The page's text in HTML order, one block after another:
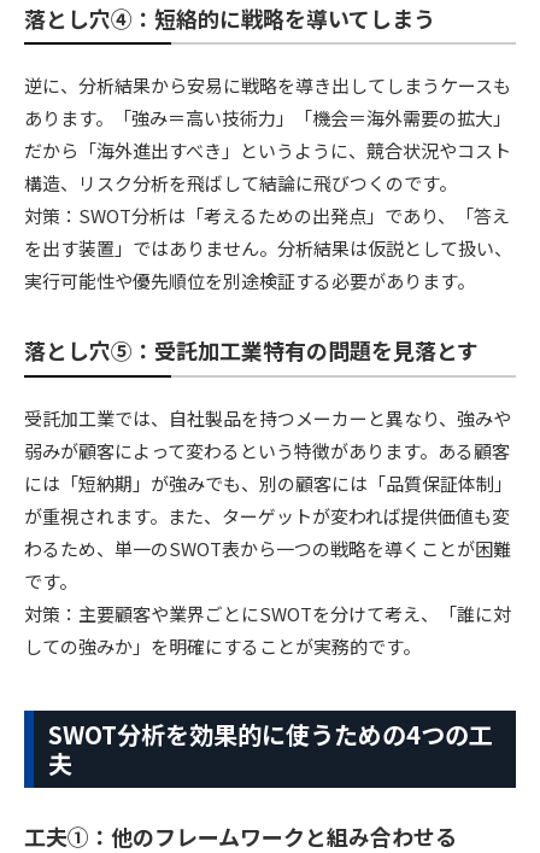
落とし穴④：短絡的に戦略を導いてしまう
逆に、分析結果から安易に戦略を導き出してしまうケースも
あります。「強み＝高い技術力」「機会＝海外需要の拡大」
だから「海外進出すべき」というように、競合状況やコスト
構造、リスク分析を飛ばして結論に飛びつくのです。
対策：SWOT分析は「考えるための出発点」であり、「答え
を出す装置」ではありません。分析結果は仮説として扱い、
実行可能性や優先順位を別途検証する必要があります。
落とし穴⑤：受託加工業特有の問題を見落とす
受託加工業では、自社製品を持つメーカーと異なり、強みや
弱みが顧客によって変わるという特徴があります。ある顧客
には「短納期」が強みでも、別の顧客には「品質保証体制」
が重視されます。また、ターゲットが変われば提供価値も変
わるため、単一のSWOT表から一つの戦略を導くことが困難
です。
対策：主要顧客や業界ごとにSWOTを分けて考え、「誰に対
しての強みか」を明確にすることが実務的です。
SWOT分析を効果的に使うための4つの工
夫
工夫①：他のフレームワークと組み合わせる